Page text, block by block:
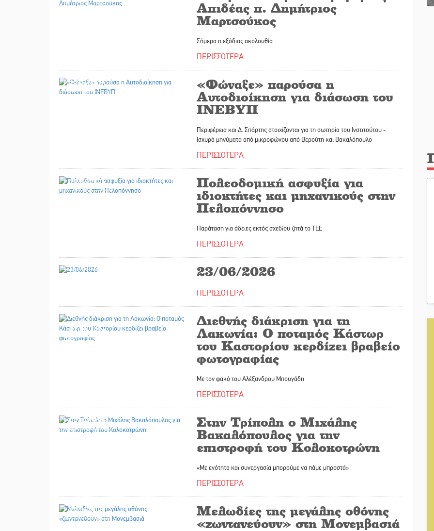
Απιδέας π. Δημήτριος
Μαρτσούκος
Σήμερα η εξόδιος ακολουθία
ΠΕΡΙΣΣΟΤΕΡΑ
23/06/2026
«Φώναξε» παρούσα η
Αυτοδιοίκηση για διάσωση του
ΙΝΕΒΥΠ
Περιφέρεια και Δ. Σπάρτης στοιχίζονται για τη σωτηρία του Ινστιτούτου -
Ισχυρά μηνύματα από μικροφώνου από Βερούτη και Βακαλόπουλο
ΠΕΡΙΣΣΟΤΕΡΑ
23/06/2026
Πολεοδομική ασφυξία για
ιδιοκτήτες και μηχανικούς στην
Πελοπόννησο
Παράταση για άδειες εκτός σχεδίου ζητά το ΤΕΕ
ΠΕΡΙΣΣΟΤΕΡΑ
23/06/2026
ΠΕΡΙΣΣΟΤΕΡΑ
22/06/2026
Διεθνής διάκριση για τη
Λακωνία: Ο ποταμός Κάστωρ
του Καστορίου κερδίζει βραβείο
φωτογραφίας
Με τον φακό του Αλέξανδρου Μπουγάδη
ΠΕΡΙΣΣΟΤΕΡΑ
22/06/2026
Στην Τρίπολη ο Μιχάλης
Βακαλόπουλος για την
επιστροφή του Κολοκοτρώνη
«Με ενότητα και συνεργασία μπορούμε να πάμε μπροστά»
ΠΕΡΙΣΣΟΤΕΡΑ
22/06/2026
Μελωδίες της μεγάλης οθόνης
«ζωντανεύουν» στη Μονεμβασιά